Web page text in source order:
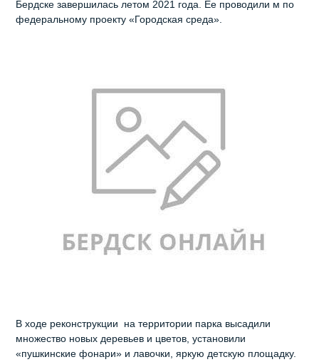
Бердске завершилась летом 2021 года. Ее проводили м по
федеральному проекту «Городская среда».
В ходе реконструкции на территории парка высадили
множество новых деревьев и цветов, установили
«пушкинские фонари» и лавочки, яркую детскую площадку.